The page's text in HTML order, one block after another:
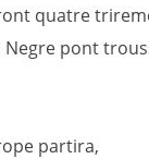
quatre
Negre pont
partira,